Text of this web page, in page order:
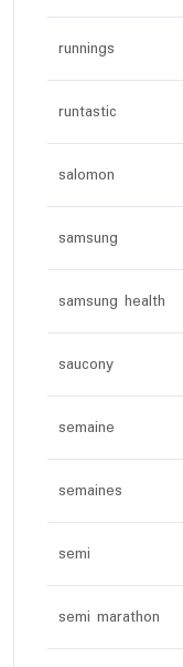
runnings
runtastic
salomon
samsung
samsung health
saucony
semaine
semaines
semi
semi marathon